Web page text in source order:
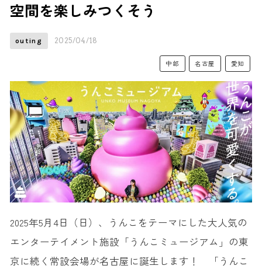
空間を楽しみつくそう
outing 2025/04/18
中部 名古屋 愛知
2025年5月4日（日）、うんこをテーマにした大人気の
エンターテイメント施設「うんこミュージアム」の東
京に続く常設会場が名古屋に誕生します！ 「うんこ